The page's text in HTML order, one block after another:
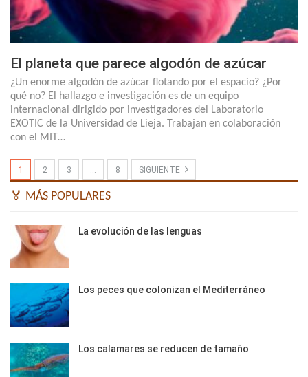
El planeta que parece algodón de azúcar
¿Un enorme algodón de azúcar flotando por el espacio? ¿Por
qué no? El hallazgo e investigación es de un equipo
internacional dirigido por investigadores del Laboratorio
EXOTIC de la Universidad de Lieja. Trabajan en colaboración
con el MIT…
1 2 3 … 8 SIGUIENTE
🏅 MÁS POPULARES
La evolución de las lenguas
Los peces que colonizan el Mediterráneo
Los calamares se reducen de tamaño